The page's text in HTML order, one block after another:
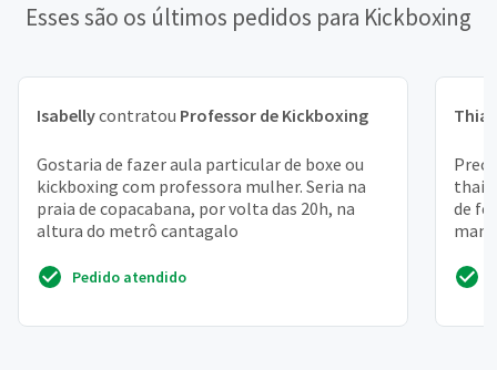
Esses são os últimos pedidos para Kickboxing
Isabellycontratou Professor de Kickboxing
Gostaria de fazer aula particular de boxe ou
kickboxing com professora mulher. Seria na
praia de copacabana, por volta das 20h, na
altura do metrô cantagalo
Pedido atendido
thai
de